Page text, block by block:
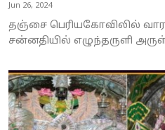
Jun 26, 2024
தஞ்சை பெரியகோவிலில்
சன்னதியில் எழுந்தருளி